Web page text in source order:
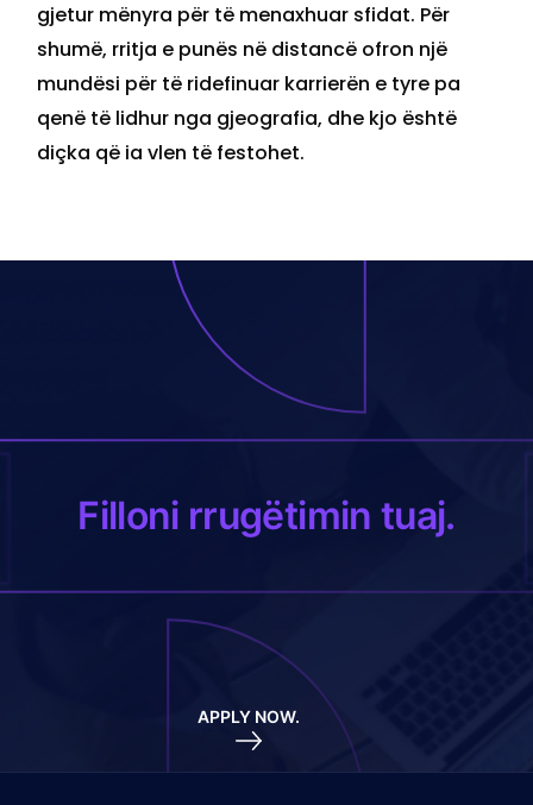
gjetur mënyra për të menaxhuar sfidat. Për
shumë, rritja e punës në distancë ofron një
mundësi për të ridefinuar karrierën e tyre pa
qenë të lidhur nga gjeografia, dhe kjo është
diçka që ia vlen të festohet.
Filloni rrugëtimin tuaj.
APPLY NOW.